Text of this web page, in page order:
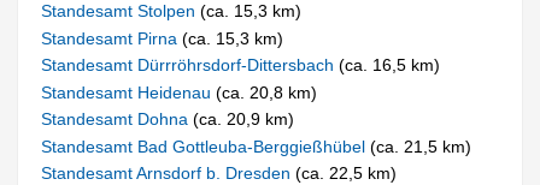
Standesamt Stolpen(ca. 15,3 km)
Standesamt Pirna(ca. 15,3 km)
Standesamt Dürrröhrsdorf-Dittersbach(ca. 16,5 km)
Standesamt Heidenau(ca. 20,8 km)
Standesamt Dohna(ca. 20,9 km)
Standesamt Bad Gottleuba-Berggießhübel(ca. 21,5 km)
Standesamt Arnsdorf b. Dresden(ca. 22,5 km)